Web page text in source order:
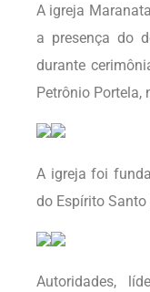
A igreja
a presença do
durante
Petrônio Portela,
A igreja foi
do Espírito Santo
Autoridades,